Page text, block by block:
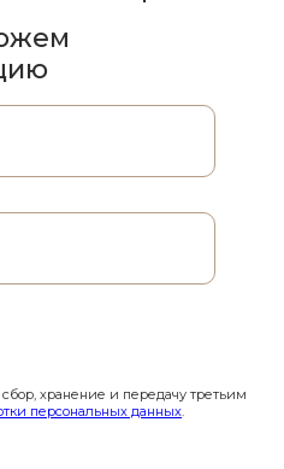
хранение и передачу третьим
персональных данных.